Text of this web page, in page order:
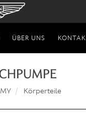
ÜBER UNS
Körperteile